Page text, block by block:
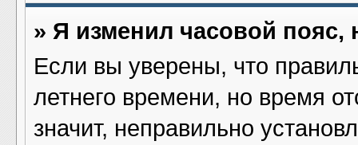
» Я изменил часовой
Если вы уверены, что
летнего времени, но время
значит, неправильно